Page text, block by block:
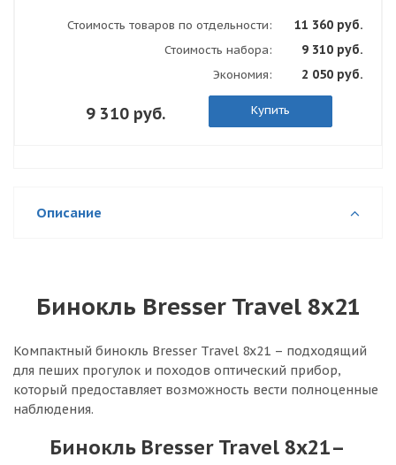
Стоимость товаров по отдельности: 11 360 руб.
Стоимость набора: 9 310 руб.
Экономия: 2 050 руб.
9 310 руб. Купить
Описание
Бинокль Bresser Travel 8x21
Компактный бинокль Bresser Travel 8x21 – подходящий
для пеших прогулок и походов оптический прибор,
который предоставляет возможность вести полноценные
наблюдения.
Бинокль Bresser Travel 8x21–